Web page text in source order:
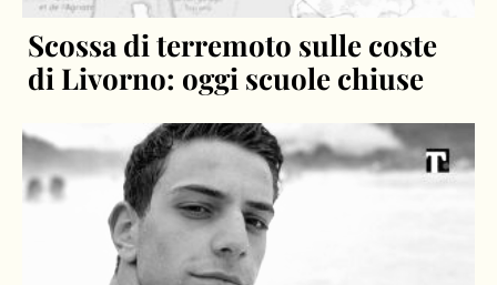
Scossa di terremoto sulle coste
di Livorno: oggi scuole chiuse